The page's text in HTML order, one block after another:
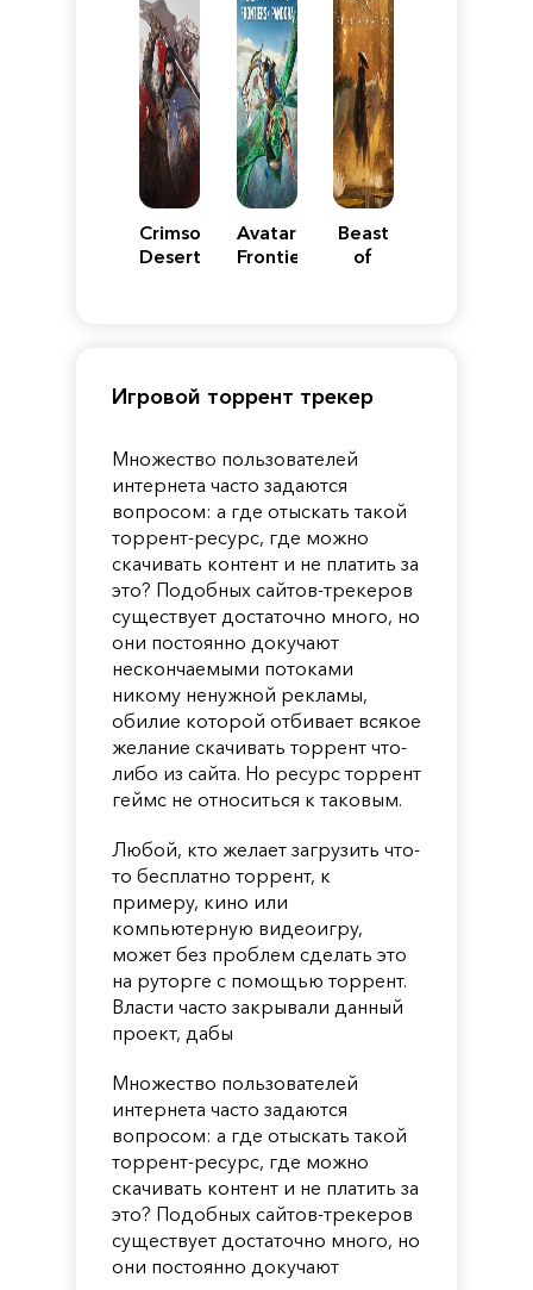
Crimson
Desert
Avatar:
Frontiers
Beast
of
Игровой торрент трекер
Множество пользователей
интернета часто задаются
вопросом: а где отыскать такой
торрент-ресурс, где можно
скачивать контент и не платить за
это? Подобных сайтов-трекеров
существует достаточно много, но
они постоянно докучают
нескончаемыми потоками
никому ненужной рекламы,
обилие которой отбивает всякое
желание скачивать торрент что-
либо из сайта. Но ресурс торрент
геймс не относиться к таковым.
Любой, кто желает загрузить что-
то бесплатно торрент, к
примеру, кино или
компьютерную видеоигру,
может без проблем сделать это
на руторге с помощью торрент.
Власти часто закрывали данный
проект, дабы
Множество пользователей
интернета часто задаются
вопросом: а где отыскать такой
торрент-ресурс, где можно
скачивать контент и не платить за
это? Подобных сайтов-трекеров
существует достаточно много, но
они постоянно докучают